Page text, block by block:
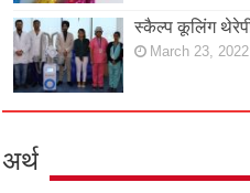
स्कैल्प कूलिंग
March 23, 2022
अर्थ